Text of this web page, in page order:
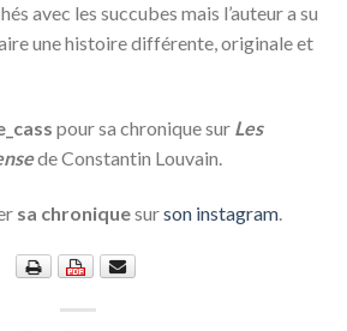
avec les succubes mais l’auteur a su
une histoire différente, originale et
pour sa chronique sur Les
de Constantin Louvain.
sa chroniquesurson instagram.